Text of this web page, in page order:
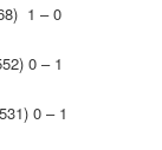
1 – 0
0 – 1
0 – 1